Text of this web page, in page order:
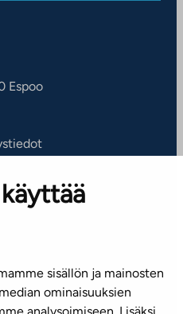
sisällön ja mainosten
ominaisuuksien
Espoo